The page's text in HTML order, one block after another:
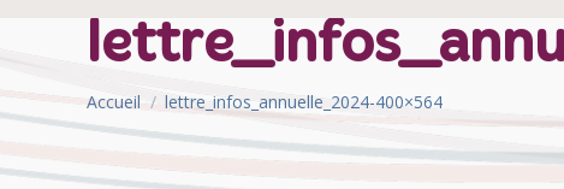
Vous êtes ici :
Accueil lettre_infos_annuelle_2024-400×564